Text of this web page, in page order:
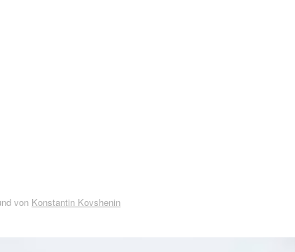
von Konstantin Kovshenin